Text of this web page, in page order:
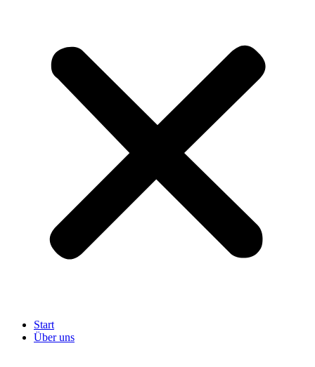
Start
Über uns